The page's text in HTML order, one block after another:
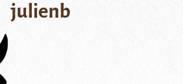
julienb